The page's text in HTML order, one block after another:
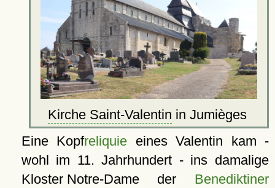
Kirche Saint-Valentin in Jumièges
Eine Kopfreliquie eines Valentin kam -
wohl im 11. Jahrhundert - ins damalige
Kloster Notre-Dameder Benediktiner